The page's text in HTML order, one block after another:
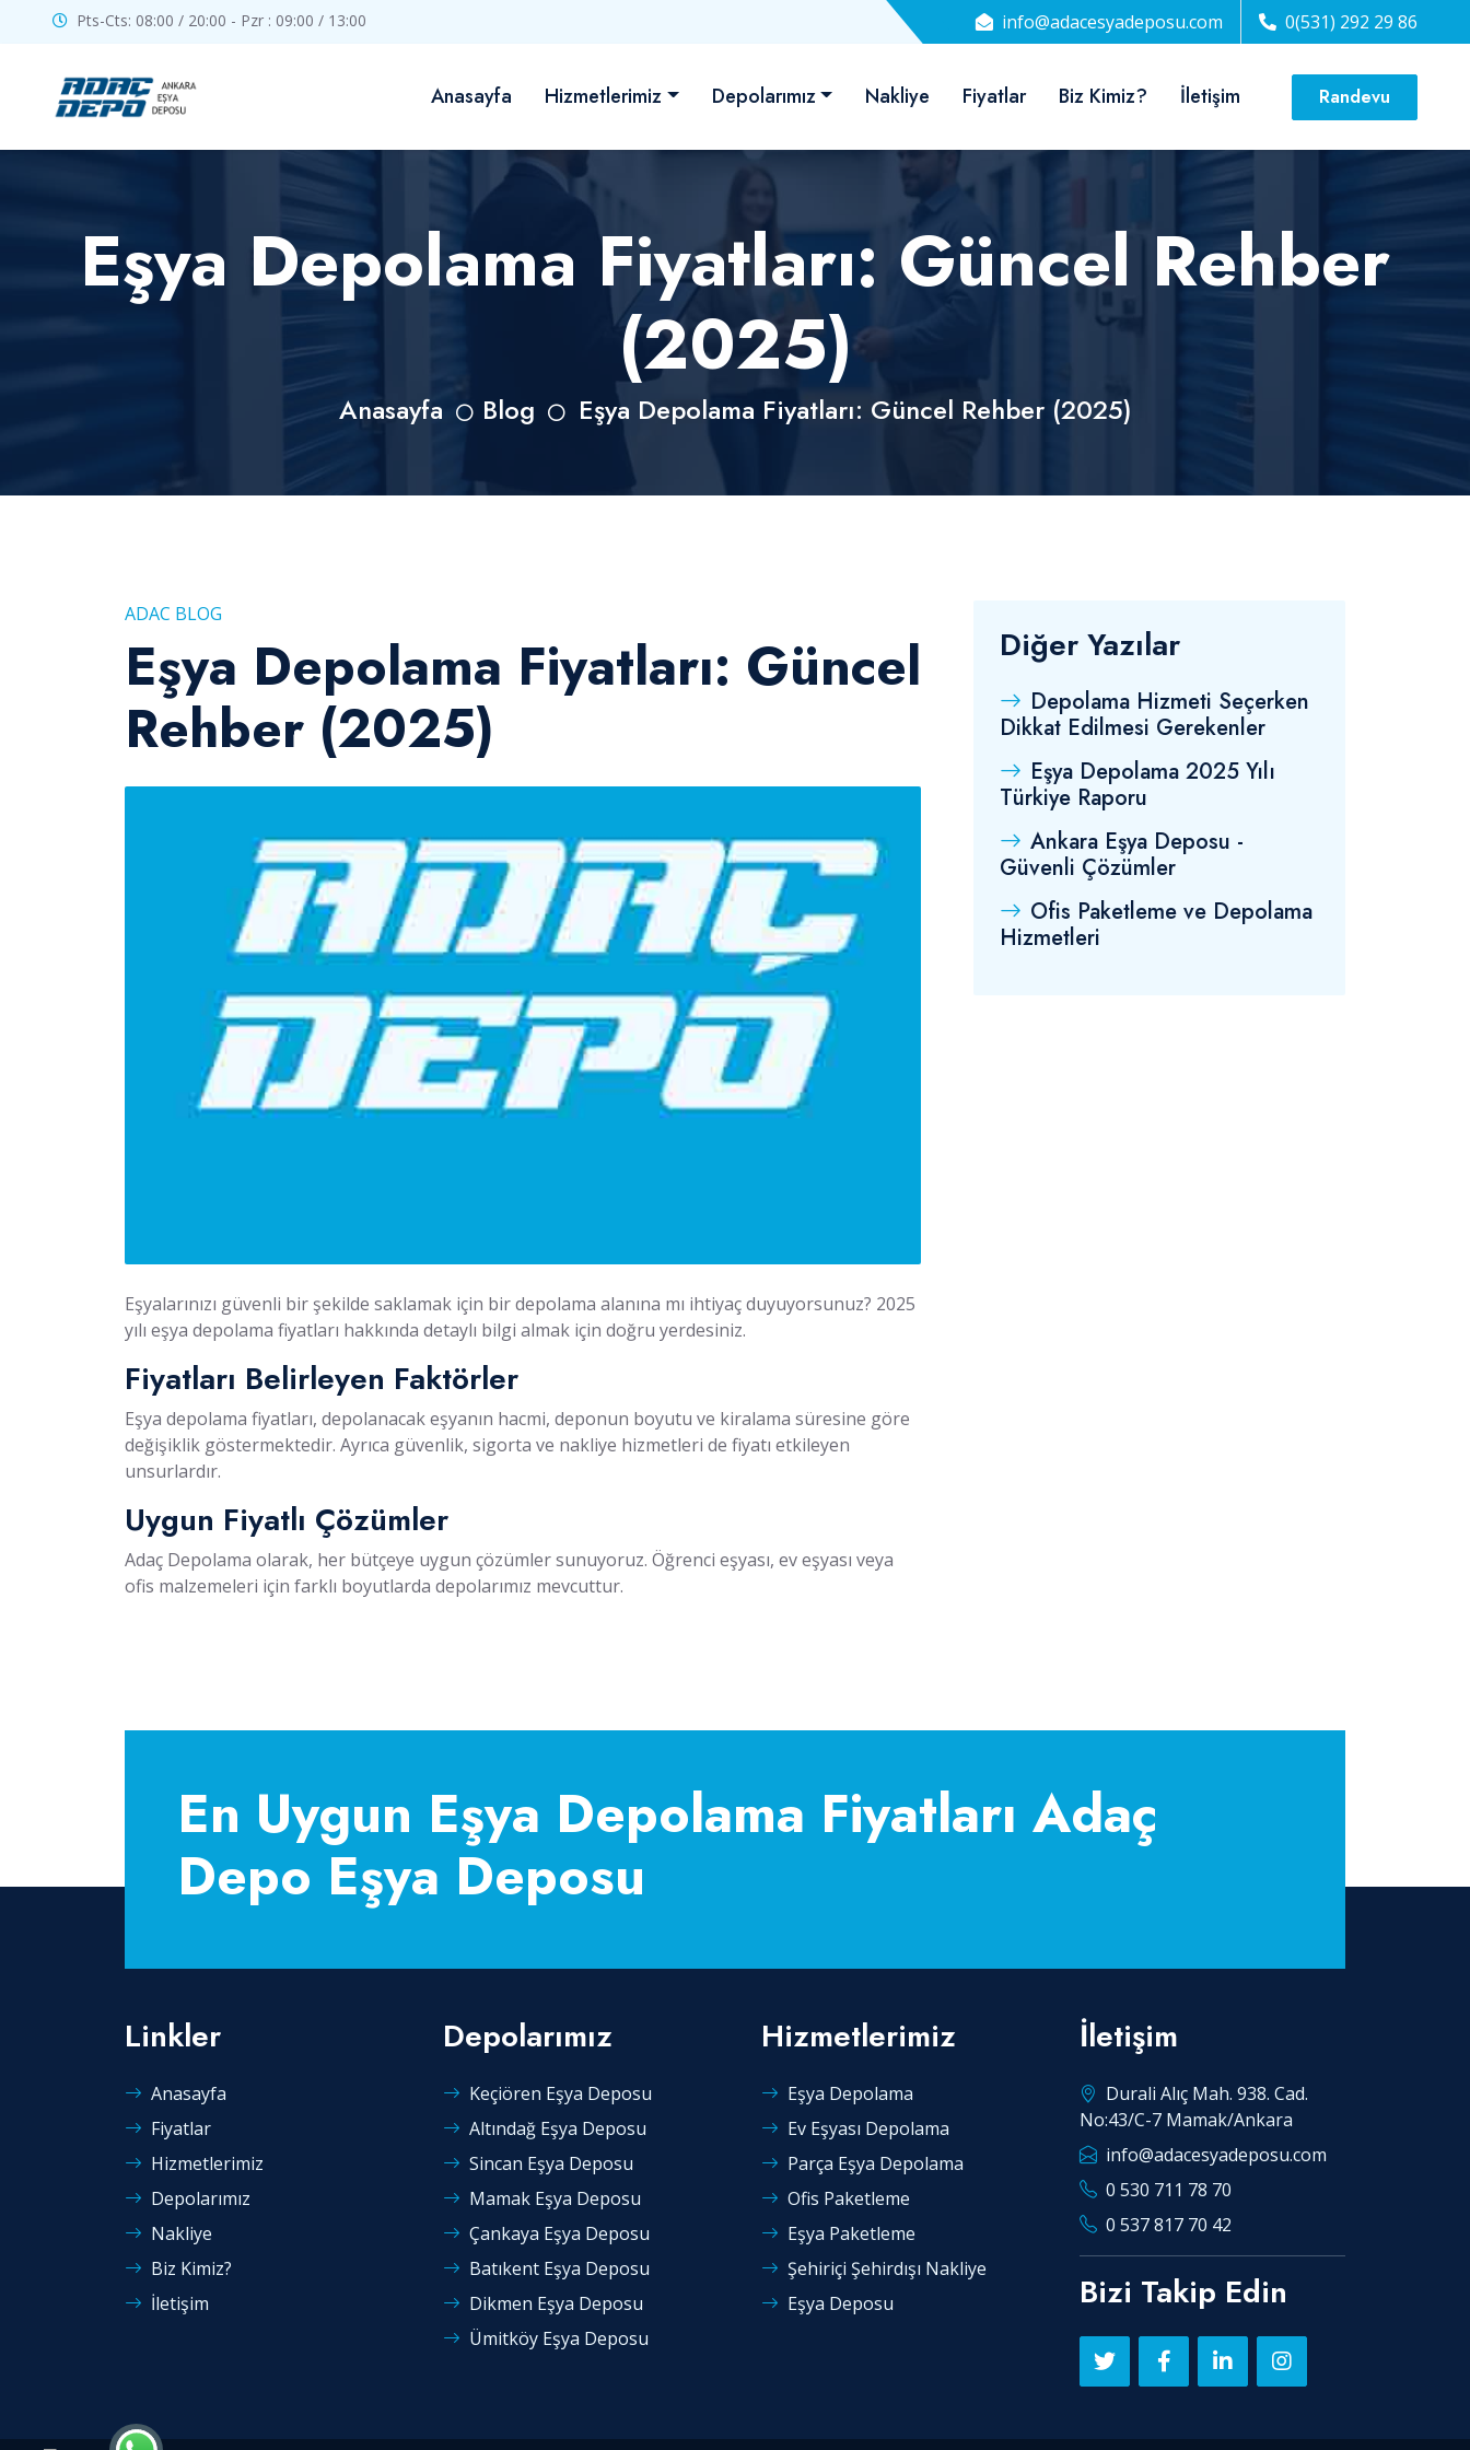
Pts-Cts: 08:00 / 20:00 - Pzr : 09:00 / 13:00 info@adacesyadeposu.com 0(531) 292 29 86
Anasayfa Hizmetlerimiz Depolarımız Nakliye Fiyatlar Biz Kimiz? İletişim Randevu
Eşya Depolama Fiyatları: Güncel Rehber
(2025)
Anasayfa Blog Eşya Depolama Fiyatları: Güncel Rehber (2025)
ADAC BLOG
Eşya Depolama Fiyatları: Güncel
Rehber (2025)
Eşyalarınızı güvenli bir şekilde saklamak için bir depolama alanına mı ihtiyaç duyuyorsunuz? 2025
yılı eşya depolama fiyatları hakkında detaylı bilgi almak için doğru yerdesiniz.
Fiyatları Belirleyen Faktörler
Eşya depolama fiyatları, depolanacak eşyanın hacmi, deponun boyutu ve kiralama süresine göre
değişiklik göstermektedir. Ayrıca güvenlik, sigorta ve nakliye hizmetleri de fiyatı etkileyen
unsurlardır.
Uygun Fiyatlı Çözümler
Adaç Depolama olarak, her bütçeye uygun çözümler sunuyoruz. Öğrenci eşyası, ev eşyası veya
ofis malzemeleri için farklı boyutlarda depolarımız mevcuttur.
Diğer Yazılar
Depolama Hizmeti Seçerken
Dikkat Edilmesi Gerekenler
Eşya Depolama 2025 Yılı
Türkiye Raporu
Ankara Eşya Deposu -
Güvenli Çözümler
Ofis Paketleme ve Depolama
Hizmetleri
En Uygun Eşya Depolama Fiyatları Adaç
Depo Eşya Deposu
Linkler
Anasayfa
Fiyatlar
Hizmetlerimiz
Depolarımız
Nakliye
Biz Kimiz?
İletişim
Depolarımız
Keçiören Eşya Deposu
Altındağ Eşya Deposu
Sincan Eşya Deposu
Mamak Eşya Deposu
Çankaya Eşya Deposu
Batıkent Eşya Deposu
Dikmen Eşya Deposu
Ümitköy Eşya Deposu
Hizmetlerimiz
Eşya Depolama
Ev Eşyası Depolama
Parça Eşya Depolama
Ofis Paketleme
Eşya Paketleme
Şehiriçi Şehirdışı Nakliye
Eşya Deposu
İletişim
Durali Alıç Mah. 938. Cad.
No:43/C-7 Mamak/Ankara
info@adacesyadeposu.com
0 530 711 78 70
0 537 817 70 42
Bizi Takip Edin